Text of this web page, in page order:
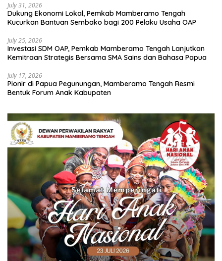
July 31, 2026
Dukung Ekonomi Lokal, Pemkab Mamberamo Tengah
Kucurkan Bantuan Sembako bagi 200 Pelaku Usaha OAP
July 25, 2026
Investasi SDM OAP, Pemkab Mamberamo Tengah Lanjutkan
Kemitraan Strategis Bersama SMA Sains dan Bahasa Papua
July 17, 2026
Pionir di Papua Pegunungan, Mamberamo Tengah Resmi
Bentuk Forum Anak Kabupaten